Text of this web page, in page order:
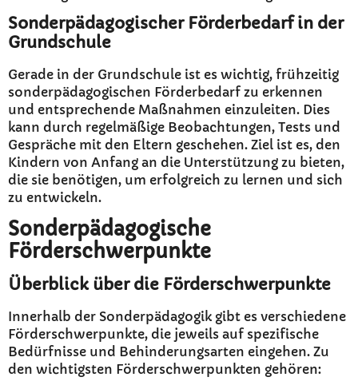
Sonderpädagogischer Förderbedarf in der
Grundschule
Gerade in der Grundschule ist es wichtig, frühzeitig
sonderpädagogischen Förderbedarf zu erkennen
und entsprechende Maßnahmen einzuleiten. Dies
kann durch regelmäßige Beobachtungen, Tests und
Gespräche mit den Eltern geschehen. Ziel ist es, den
Kindern von Anfang an die Unterstützung zu bieten,
die sie benötigen, um erfolgreich zu lernen und sich
zu entwickeln.
Sonderpädagogische
Förderschwerpunkte
Überblick über die Förderschwerpunkte
Innerhalb der Sonderpädagogik gibt es verschiedene
Förderschwerpunkte, die jeweils auf spezifische
Bedürfnisse und Behinderungsarten eingehen. Zu
den wichtigsten Förderschwerpunkten gehören: